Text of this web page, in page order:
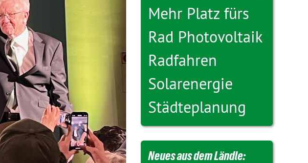
Mehr Platz fürs
Rad Photovoltaik
Radfahren
Solarenergie
Städteplanung
Neues aus dem Ländle: